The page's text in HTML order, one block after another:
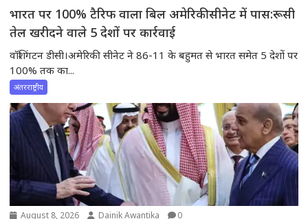
भारत पर 100% टैरिफ वाला बिल अमेरिकी सीनेट में पास:रूसी
तेल खरीदने वाले 5 देशों पर कार्रवाई
वॉशिंगटन डीसी।अमेरिकी सीनेट ने 86-11 के बहुमत से भारत समेत 5 देशों पर
100% तक का...
अंतरराष्ट्रीय
August 8, 2026 Dainik Awantika 0